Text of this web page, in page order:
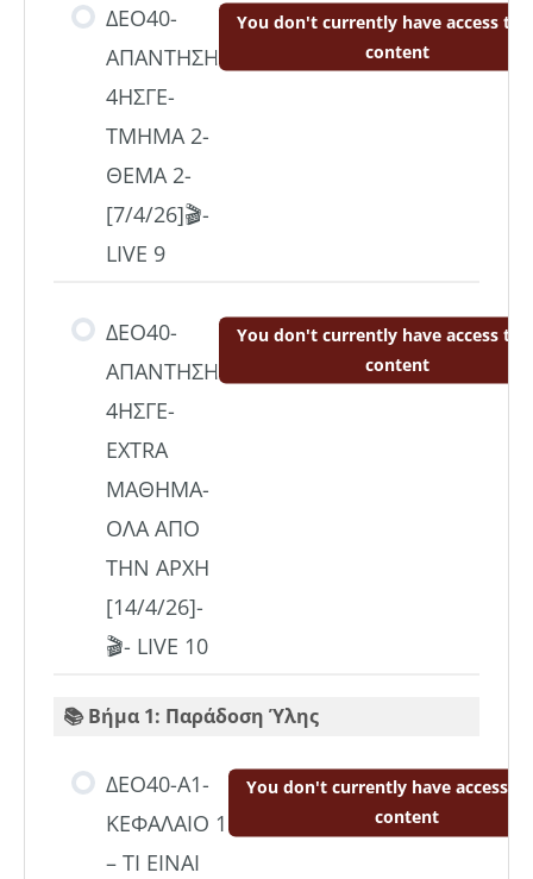
ΔΕΟ40-
ΑΠΑΝΤΗΣΗ
4ΗΣΓΕ-
ΤΜΗΜΑ 2-
ΘΕΜΑ 2-
[7/4/26]🎬-
LIVE 9
You don't currently have access to
content
ΔΕΟ40-
ΑΠΑΝΤΗΣΗ
4ΗΣΓΕ-
EXTRA
ΜΑΘΗΜΑ-
ΟΛΑ ΑΠΟ
ΤΗΝ ΑΡΧΗ
[14/4/26]-
🎬- LIVE 10
You don't currently have access to
content
📚 Βήμα 1: Παράδοση Ύλης
ΔΕΟ40-Α1-
ΚΕΦΑΛΑΙΟ 1
– ΤΙ ΕΙΝΑΙ
You don't currently have access
content